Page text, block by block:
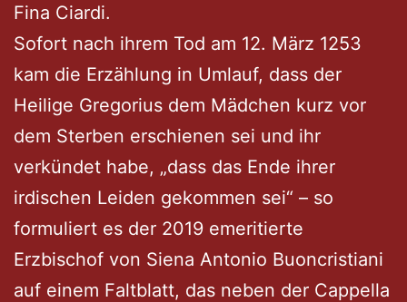
Fina Ciardi.
Sofort nach ihrem Tod am 12. März 1253
kam die Erzählung in Umlauf, dass der
Heilige Gregorius dem Mädchen kurz vor
dem Sterben erschienen sei und ihr
verkündet habe, „dass das Ende ihrer
irdischen Leiden gekommen sei“ – so
formuliert es der 2019 emeritierte
Erzbischof von Siena Antonio Buoncristiani
auf einem Faltblatt, das neben der Cappella